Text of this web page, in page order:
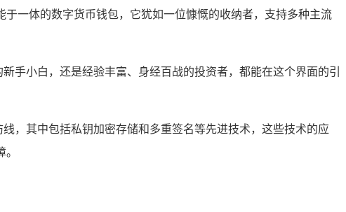
一体的数字货币钱包，它犹如一位慷慨的收纳者，支持多种主流
手小白，还是经验丰富、身经百战的投资者，都能在这个界面的引
，其中包括私钥加密存储和多重签名等先进技术，这些技术的应